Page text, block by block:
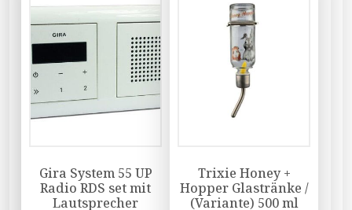
Gira System 55 UP
Radio RDS set mit
Lautsprecher
Trixie Honey +
Hopper Glastränke /
(Variante) 500 ml